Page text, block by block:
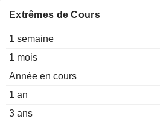
Extrêmes de Cours
1 semaine
1 mois
Année en cours
1 an
3 ans